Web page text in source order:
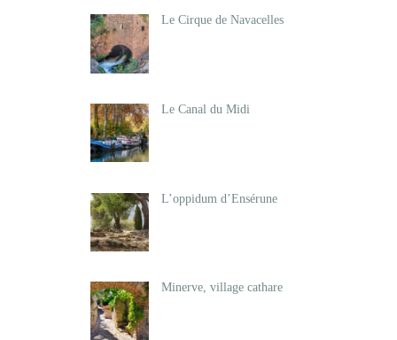
Le Cirque de Navacelles
Le Canal du Midi
L’oppidum d’Ensérune
Minerve, village cathare